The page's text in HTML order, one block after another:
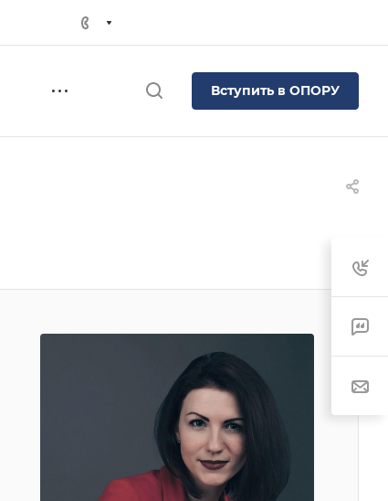
Вступить в ОПОРУ